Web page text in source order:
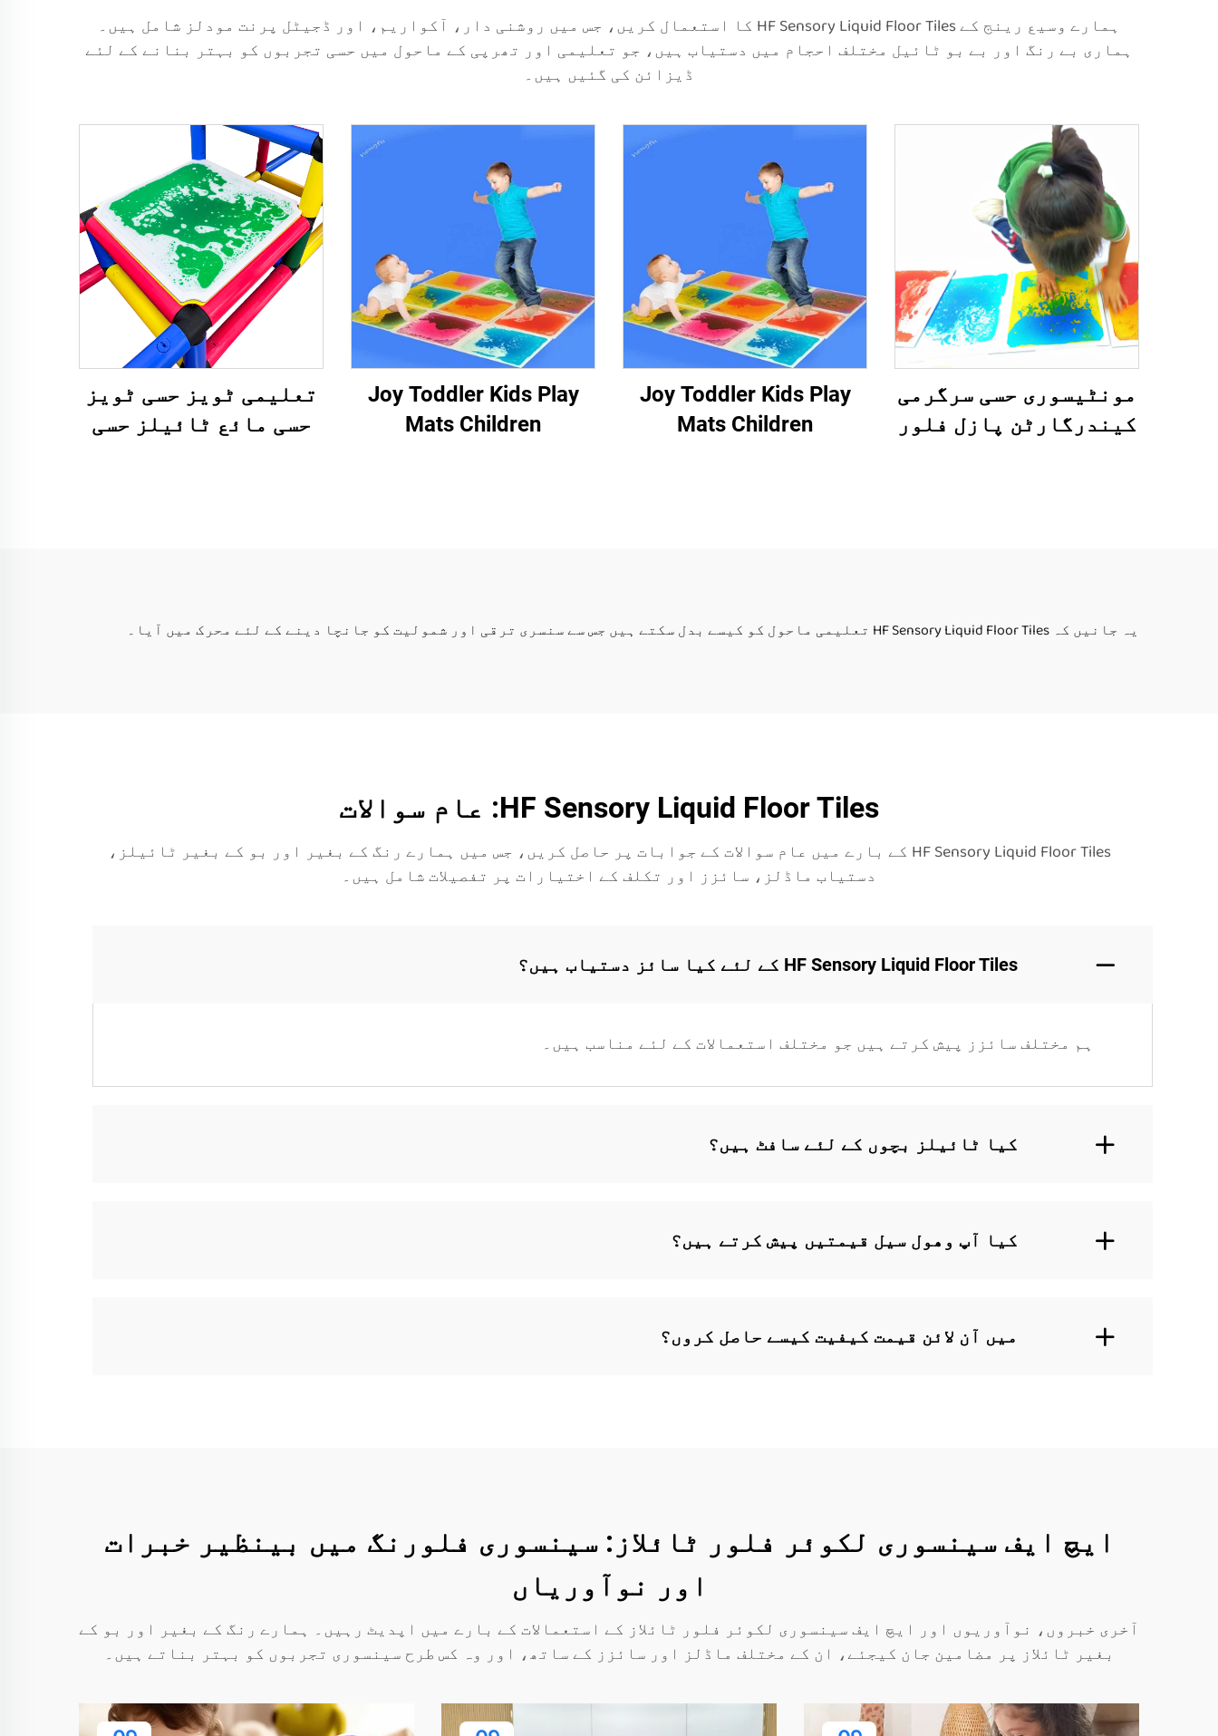
ہمارے وسیع رینج کے HF Sensory Liquid Floor Tiles کا استعمال کریں، جس میں روشنی دار، آکواریم، اور ڈجیٹل پرنت مودلز شامل ہیں۔
ہماری بے رنگ اور بے بو ٹائیل مختلف احجام میں دستیاب ہیں، جو تعلیمی اور تھرپی کے ماحول میں حسی تجربوں کو بہتر بنانے کے لئے
ڈیزائن کی گئیں ہیں۔
مونٹیسوری حسی سرگرمی
کیندرگارٹن پازل فلور
Joy Toddler Kids Play
Mats Children
Joy Toddler Kids Play
Mats Children
تعلیمی ٹویز حسی ٹویز
حسی مائع ٹائیلز حسی
یہ جانیں کہ HF Sensory Liquid Floor Tiles تعلیمی ماحول کو کیسے بدل سکتے ہیں جس سے سنسری ترقی اور شمولیت کو جانچا دینے کے لئے محرک میں آیا۔
HF Sensory Liquid Floor Tiles: عام سوالات
HF Sensory Liquid Floor Tiles کے بارے میں عام سوالات کے جوابات پر حاصل کریں، جس میں ہمارے رنگ کے بغیر اور بو کے بغیر ٹائیلز،
دستیاب ماڈلز، سائزز اور تکلف کے اختیارات پر تفصیلات شامل ہیں۔
HF Sensory Liquid Floor Tiles کے لئے کیا سائز دستیاب ہیں؟
ہم مختلف سائزز پیش کرتے ہیں جو مختلف استعمالات کے لئے مناسب ہیں۔
کیا ٹائیلز بچوں کے لئے سافٹ ہیں؟
کیا آپ وھول سیل قیمتیں پیش کرتے ہیں؟
میں آن لائن قیمت کیفیت کیسے حاصل کروں؟
ایچ ایف سینسوری لکوئر فلور ٹائلاز: سینسوری فلورنگ میں بینظیر خبرات
اور نوآوریاں
آخری خبروں، نوآوریوں اور ایچ ایف سینسوری لکوئر فلور ٹائلاز کے استعمالات کے بارے میں اپدیٹ رہیں۔ ہمارے رنگ کے بغیر اور بو کے
بغیر ٹائلاز پر مضامین جان کیجئے، ان کے مختلف ماڈلز اور سائزز کے ساتھ، اور وہ کس طرح سینسوری تجربوں کو بہتر بناتے ہیں۔